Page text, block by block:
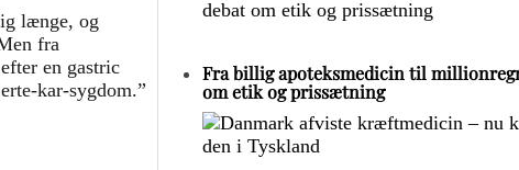
længe, og
fra
en gastric
kar-sygdom.”
Fra billig apoteksmedicin til
om etik og prissætning